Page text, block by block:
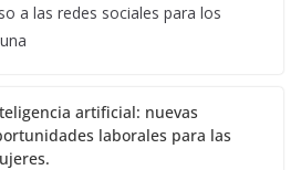
a las redes sociales para los
artificial: nuevas
laborales para las